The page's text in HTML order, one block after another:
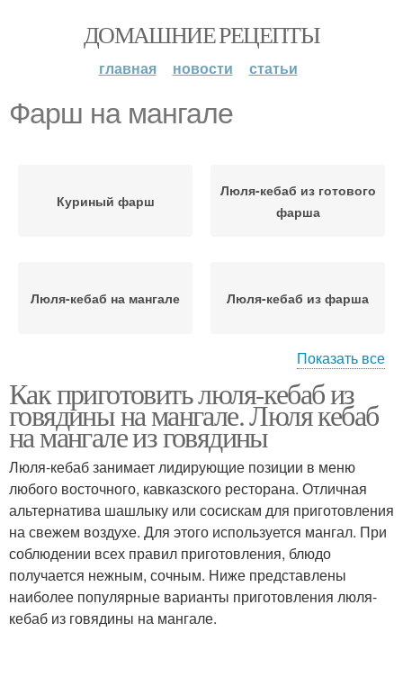
ДОМАШНИЕ РЕЦЕПТЫ
главная новости статьи
Фарш на мангале
Куриный фарш
Люля-кебаб из готового
фарша
Люля-кебаб на мангале Люля-кебаб из фарша
фарша
Свинины на мангале
Правильный фарш Фарш для люля-кебаб
Показать все
Как приготовить люля-кебаб из
говядины на мангале. Люля кебаб
на мангале из говядины
Люля-кебаб занимает лидирующие позиции в меню
любого восточного, кавказского ресторана. Отличная
альтернатива шашлыку или сосискам для приготовления
на свежем воздухе. Для этого используется мангал. При
соблюдении всех правил приготовления, блюдо
получается нежным, сочным. Ниже представлены
наиболее популярные варианты приготовления люля-
кебаб из говядины на мангале.